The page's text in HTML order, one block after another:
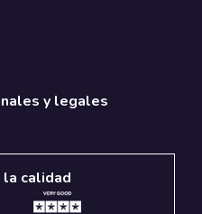
y legales
calidad